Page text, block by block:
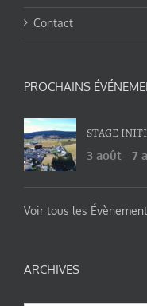
Contact
PROCHAINS
STAGE
3 août - 7
Voir tous les
ARCHIVES